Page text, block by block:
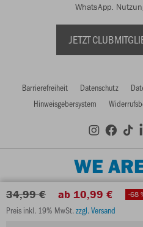
34,99 € ab 10,99 € -68
Preis inkl. 19% MwSt.zzgl. Versand
WhatsApp.
JETZT
Barrierefreiheit Datenschutz
Hinweisgebersystem
WE